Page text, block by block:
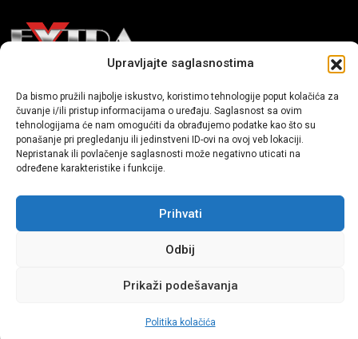
Upravljajte saglasnostima
Da bismo pružili najbolje iskustvo, koristimo tehnologije poput kolačića za
čuvanje i/ili pristup informacijama o uređaju. Saglasnost sa ovim
tehnologijama će nam omogućiti da obrađujemo podatke kao što su
ponašanje pri pregledanju ili jedinstveni ID-ovi na ovoj veb lokaciji.
Nepristanak ili povlačenje saglasnosti može negativno uticati na
određene karakteristike i funkcije.
Prihvati
Odbij
Prikaži podešavanja
Politika kolačića
Mi smo moderni portal zabavnog karaktera koji donosi vijesti i
priče iz života, svijeta showbiza, lifestyle-a i popularne kulture.
Sva prava zadržana | extra.ba by profm.ba
Dev:www.senidh.com